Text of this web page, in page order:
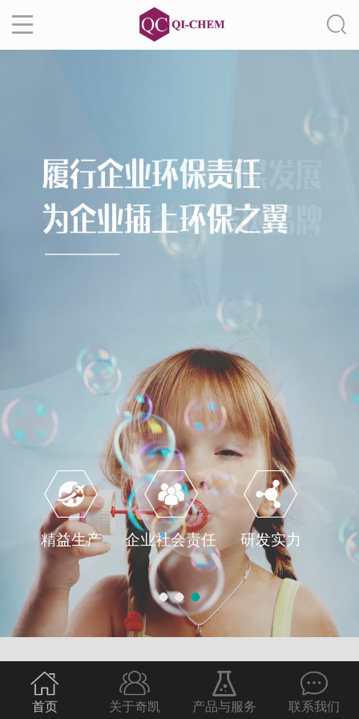
首页 关于奇凯 产品与服务 联系我们
精益生产 企业社会责任 研发实力